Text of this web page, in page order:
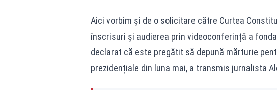
Aici vorbim și de o solicitare către Curtea
înscrisuri și audierea prin videoconferință a
declarat că este pregătit să depună mărturie
prezidențiale din luna mai, a transmis jurnalista